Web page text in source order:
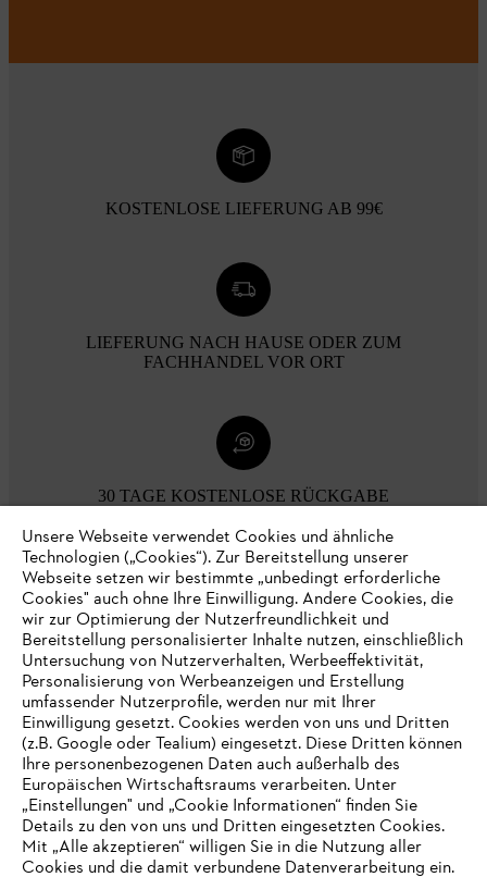
KOSTENLOSE LIEFERUNG AB 99€
LIEFERUNG NACH HAUSE ODER ZUM
FACHHANDEL VOR ORT
30 TAGE KOSTENLOSE RÜCKGABE
Zahlungsmöglichkeiten
Unternehmen
Unsere Webseite verwendet Cookies und ähnliche
Technologien („Cookies“). Zur Bereitstellung unserer
Webseite setzen wir bestimmte „unbedingt erforderliche
Cookies" auch ohne Ihre Einwilligung. Andere Cookies, die
wir zur Optimierung der Nutzerfreundlichkeit und
Bereitstellung personalisierter Inhalte nutzen, einschließlich
Untersuchung von Nutzerverhalten, Werbeeffektivität,
Personalisierung von Werbeanzeigen und Erstellung
umfassender Nutzerprofile, werden nur mit Ihrer
Einwilligung gesetzt. Cookies werden von uns und Dritten
(z.B. Google oder Tealium) eingesetzt. Diese Dritten können
Ihre personenbezogenen Daten auch außerhalb des
Europäischen Wirtschaftsraums verarbeiten. Unter
„Einstellungen" und „Cookie Informationen“ finden Sie
Details zu den von uns und Dritten eingesetzten Cookies.
Mit „Alle akzeptieren“ willigen Sie in die Nutzung aller
Cookies und die damit verbundene Datenverarbeitung ein.